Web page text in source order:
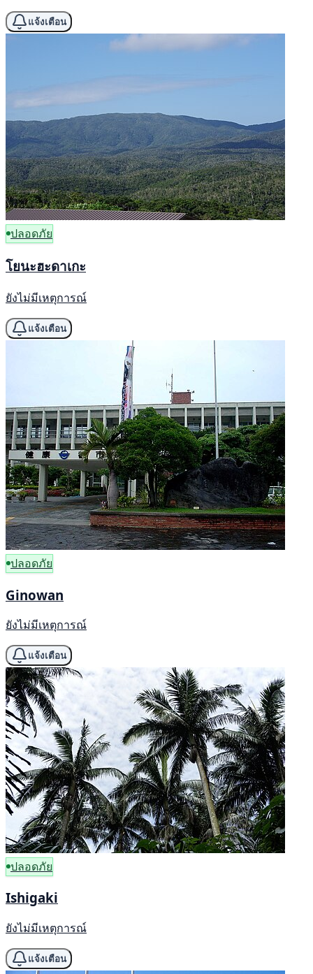
แจ้งเตือน
ปลอดภัย
โยนะฮะดาเกะ
ยังไม่มีเหตุการณ์
แจ้งเตือน
ปลอดภัย
Ginowan
ยังไม่มีเหตุการณ์
แจ้งเตือน
ปลอดภัย
Ishigaki
ยังไม่มีเหตุการณ์
แจ้งเตือน